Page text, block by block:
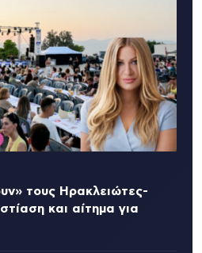
τους Ηρακλειώτες-
και αίτημα για